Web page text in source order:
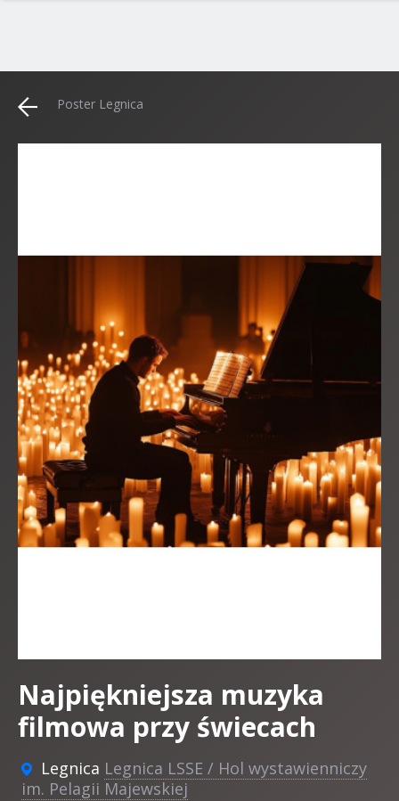
Poster Legnica
Najpiękniejsza muzyka
filmowa przy świecach
Legnica Legnica LSSE / Hol wystawienniczy
im. Pelagii Majewskiej